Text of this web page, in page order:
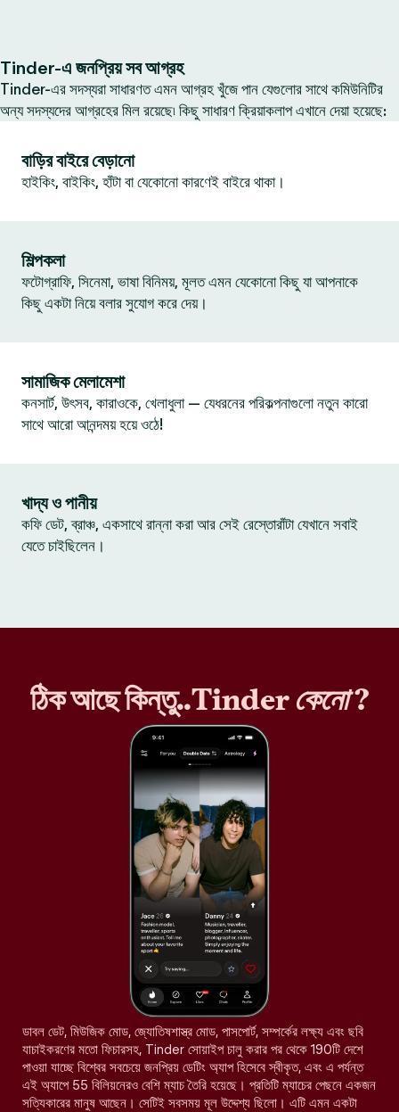
Tinder-এ জনপ্রিয় সব আগ্রহ
Tinder-এর সদস্যরা সাধারণত এমন আগ্রহ খুঁজে পান যেগুলোর সাথে কমিউনিটির
অন্য সদস্যদের আগ্রহের মিল রয়েছে৷ কিছু সাধারণ ক্রিয়াকলাপ এখানে দেয়া হয়েছে:
বাড়ির বাইরে বেড়ানো
হাইকিং, বাইকিং, হাঁটা বা যেকোনো কারণেই বাইরে থাকা।
শিল্পকলা
ফটোগ্রাফি, সিনেমা, ভাষা বিনিময়, মূলত এমন যেকোনো কিছু যা আপনাকে
কিছু একটা নিয়ে বলার সুযোগ করে দেয়।
সামাজিক মেলামেশা
কনসার্ট, উৎসব, কারাওকে, খেলাধুলা — যেধরনের পরিকল্পনাগুলো নতুন কারো
সাথে আরো আনন্দময় হয়ে ওঠে!
খাদ্য ও পানীয়
কফি ডেট, ব্রাঞ্চ, একসাথে রান্না করা আর সেই রেস্তোরাঁটা যেখানে সবাই
যেতে চাইছিলেন।
ঠিক আছে কিন্তু..Tinderকেনো?
ডাবল ডেট, মিউজিক মোড, জ্যোতিষশাস্ত্র মোড, পাসপোর্ট, সম্পর্কের লক্ষ্য এবং ছবি
যাচাইকরণের মতো ফিচারসহ, Tinder সোয়াইপ চালু করার পর থেকে 190টি দেশে
পাওয়া যাচ্ছে বিশ্বের সবচেয়ে জনপ্রিয় ডেটিং অ্যাপ হিসেবে স্বীকৃত, এবং এ পর্যন্ত
এই অ্যাপে 55 বিলিয়নেরও বেশি ম্যাচ তৈরি হয়েছে। প্রতিটি ম্যাচের পেছনে একজন
সত্যিকারের মানুষ আছেন। সেটিই সবসময় মূল উদ্দেশ্য ছিলো। এটি এমন একটা